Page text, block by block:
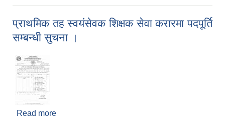
प्राथमिक तह स्वयंसेवक शिक्षक सेवा करारमा पदपूर्ति
सम्बन्धी सुचना ।
Read more